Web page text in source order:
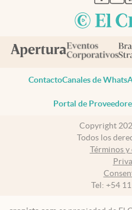
ContactoCanales de
Portal de
Copyright
Todos los
Términos
Tel: +54